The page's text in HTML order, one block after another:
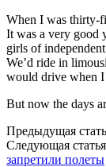
When I was thirty-
It was a very good
girls of
We’d ride in
would drive when
But now the days
Предыдущая
Следующая статья
запретили полеты